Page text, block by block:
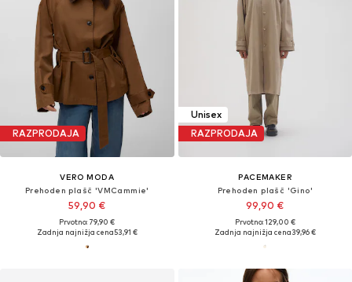
RAZPRODAJA
VERO MODA
Prehoden plašč 'VMCammie'
59,90 €
Prvotno: 79,90 €
Zadnja najnižja cena53,91 €
Unisex
RAZPRODAJA
PACEMAKER
Prehoden plašč 'Gino'
99,90 €
Prvotno: 129,00 €
Zadnja najnižja cena39,96 €